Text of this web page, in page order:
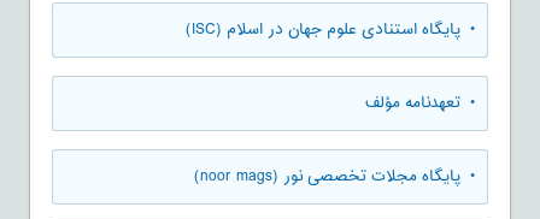
• پایگاه استنادی علوم جهان در اسلام (ISC)
• تعهدنامه مؤلف
• پایگاه مجلات تخصصی نور (noor mags)